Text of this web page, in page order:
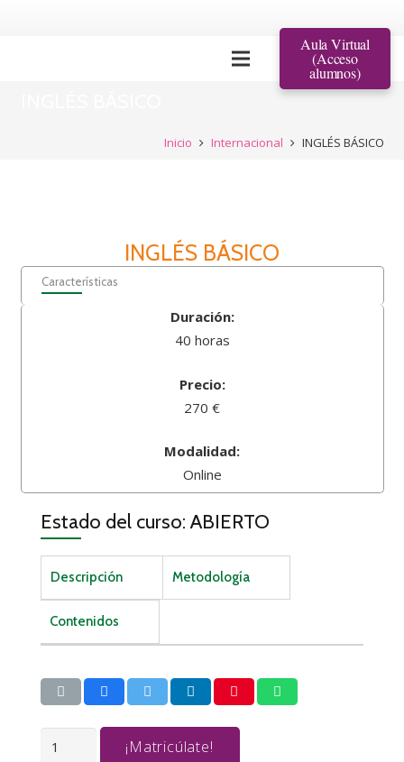
Aula Virtual
(Acceso
alumnos)
Inicio Internacional INGLÉS BÁSICO
INGLÉS BÁSICO
Características
Duración:
40 horas
Precio:
270 €
Modalidad:
Online
Estado del curso: ABIERTO
Descripción Metodología
Contenidos
INGLÉS
¡Matricúlate!